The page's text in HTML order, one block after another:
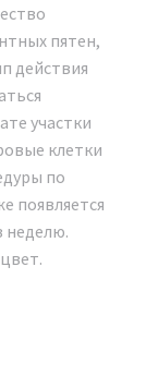
пятен,
действия
участки
клетки
по
появляется
неделю.